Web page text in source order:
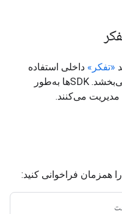
«تفکر» داخلی استفاده
می‌کنند که فراخوانی توابع را بهبود می‌بخشد. SDKها به‌طور
می‌کنند.
همزمان فراخوانی کنید: